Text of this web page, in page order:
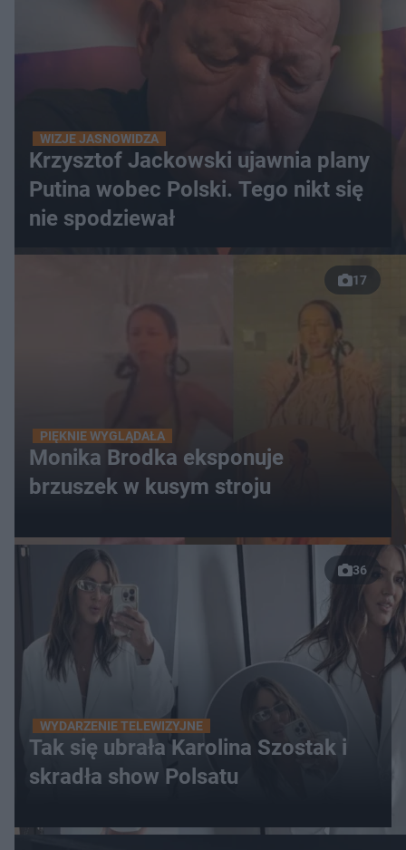
WIZJE JASNOWIDZA
Krzysztof Jackowski ujawnia plany
Putina wobec Polski. Tego nikt się
nie spodziewał
17
PIĘKNIE WYGLĄDAŁA
Monika Brodka eksponuje
brzuszek w kusym stroju
36
WYDARZENIE TELEWIZYJNE
Tak się ubrała Karolina Szostak i
skradła show Polsatu